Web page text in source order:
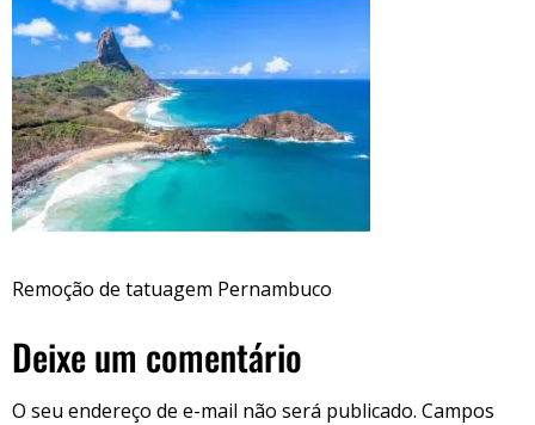
Remoção de tatuagem Pernambuco
Deixe um comentário
O seu endereço de e-mail não será publicado. Campos